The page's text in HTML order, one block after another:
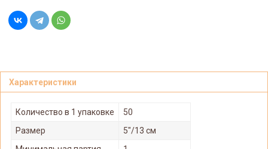
Характеристики
Количество в 1 упаковке
50
Размер
5"/13 см